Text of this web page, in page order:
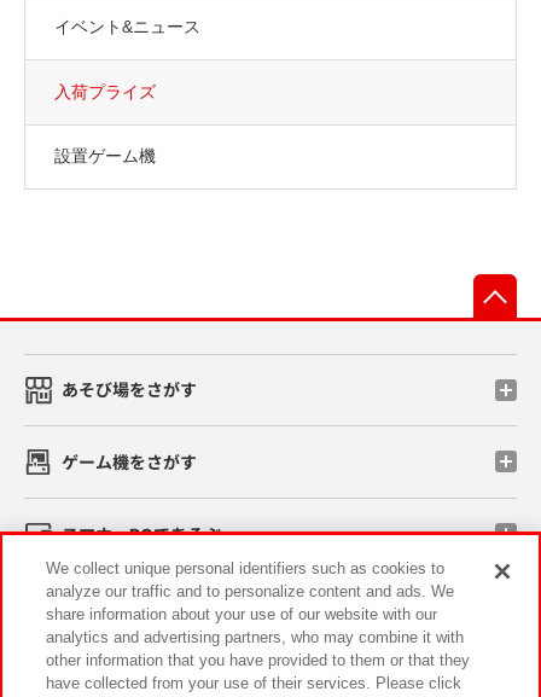
イベント&ニュース
入荷プライズ
設置ゲーム機
あそび場をさがす
ゲーム機をさがす
スマホ・PCであそぶ
イベント・キャンペーン
We collect unique personal identifiers such as cookies to
analyze our traffic and to personalize content and ads. We
share information about your use of our website with our
analytics and advertising partners, who may combine it with
other information that you have provided to them or that they
have collected from your use of their services. Please click